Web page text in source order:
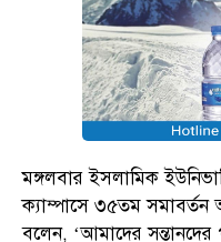
মঙ্গলবার ইসলামিক
ক্যাম্পাসে ৩৫তম সমাবর্তন
বলেন, ‘আমাদের